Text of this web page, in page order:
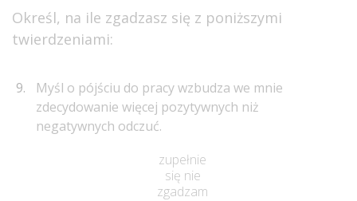
Określ, na ile zgadzasz się z poniższymi
twierdzeniami:
Myśl o pójściu do pracy wzbudza we mnie
zdecydowanie więcej pozytywnych niż
negatywnych odczuć.
zupełnie
się nie
zgadzam